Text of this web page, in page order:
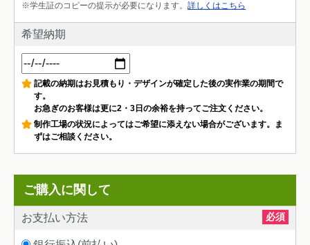
※学生証のコピーの提示が必要になります。 詳しくはこちら
希望納期
記載の納期はお見積もり・デザインが確定した後の実作業の期間で
す。
お急ぎのお客様は更に2・3日の余裕を持ってご注文ください。
制作工場の状況によってはご希望に添えない場合がございます。ま
ずはご相談ください。
ご購入に関して
お支払い方法 必須